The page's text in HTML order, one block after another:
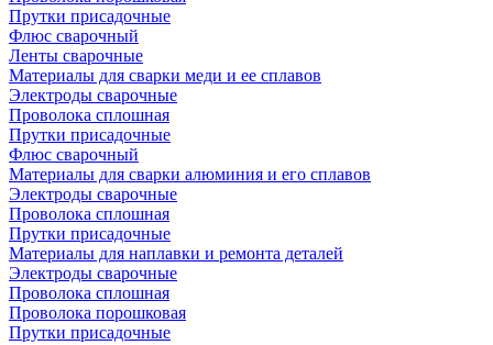
Прутки присадочные
Флюс сварочный
Ленты сварочные
Материалы для сварки меди и ее сплавов
Электроды сварочные
Проволока сплошная
Прутки присадочные
Флюс сварочный
Материалы для сварки алюминия и его сплавов
Электроды сварочные
Проволока сплошная
Прутки присадочные
Материалы для наплавки и ремонта деталей
Электроды сварочные
Проволока сплошная
Проволока порошковая
Прутки присадочные